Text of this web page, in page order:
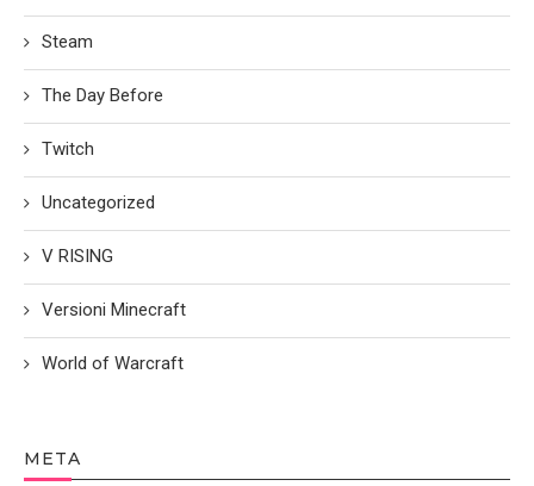
Steam
The Day Before
Twitch
Uncategorized
V RISING
Versioni Minecraft
World of Warcraft
META